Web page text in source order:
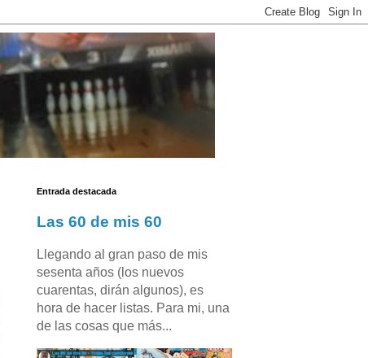
Entrada destacada
Las 60 de mis 60
Llegando al gran paso de mis
sesenta años (los nuevos
cuarentas, dirán algunos), es
hora de hacer listas. Para mi, una
de las cosas que más...